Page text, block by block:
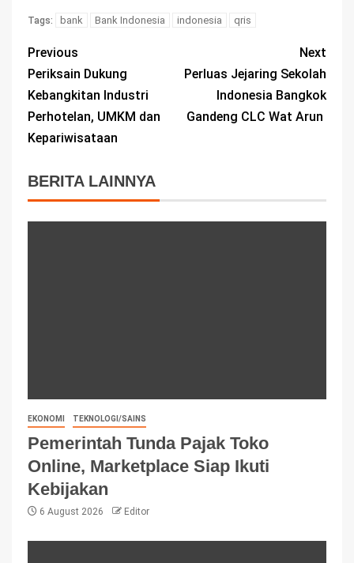
Tags: bank Bank Indonesia indonesia qris
Previous
Periksain Dukung
Kebangkitan Industri
Perhotelan, UMKM dan
Kepariwisataan
Next
Perluas Jejaring Sekolah
Indonesia Bangkok
Gandeng CLC Wat Arun
BERITA LAINNYA
EKONOMI TEKNOLOGI/SAINS
Pemerintah Tunda Pajak Toko
Online, Marketplace Siap Ikuti
Kebijakan
6 August 2026 Editor